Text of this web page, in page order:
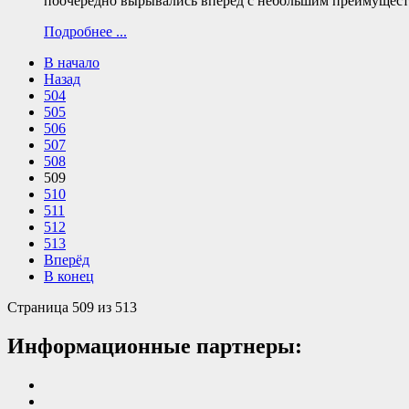
Подробнее ...
В начало
Назад
504
505
506
507
508
509
510
511
512
513
Вперёд
В конец
Страница 509 из 513
Информационные партнеры: